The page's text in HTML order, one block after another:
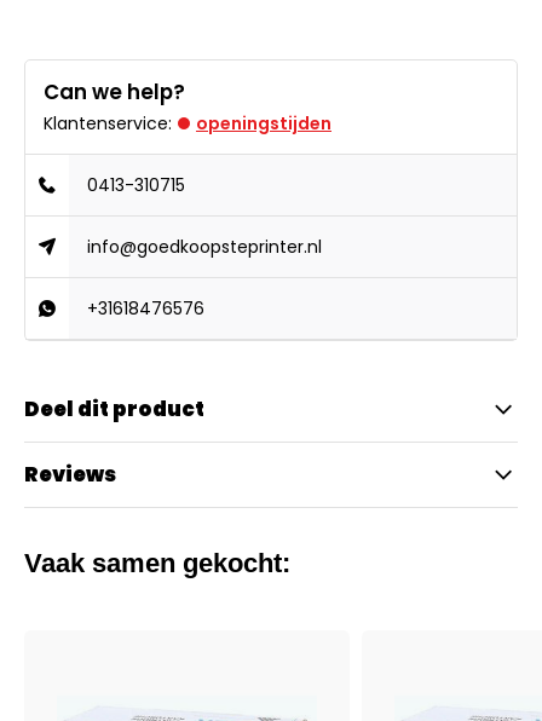
Can we help?
Klantenservice: openingstijden
0413-310715
info@goedkoopsteprinter.nl
+31618476576
Deel dit product
Reviews
Vaak samen gekocht: